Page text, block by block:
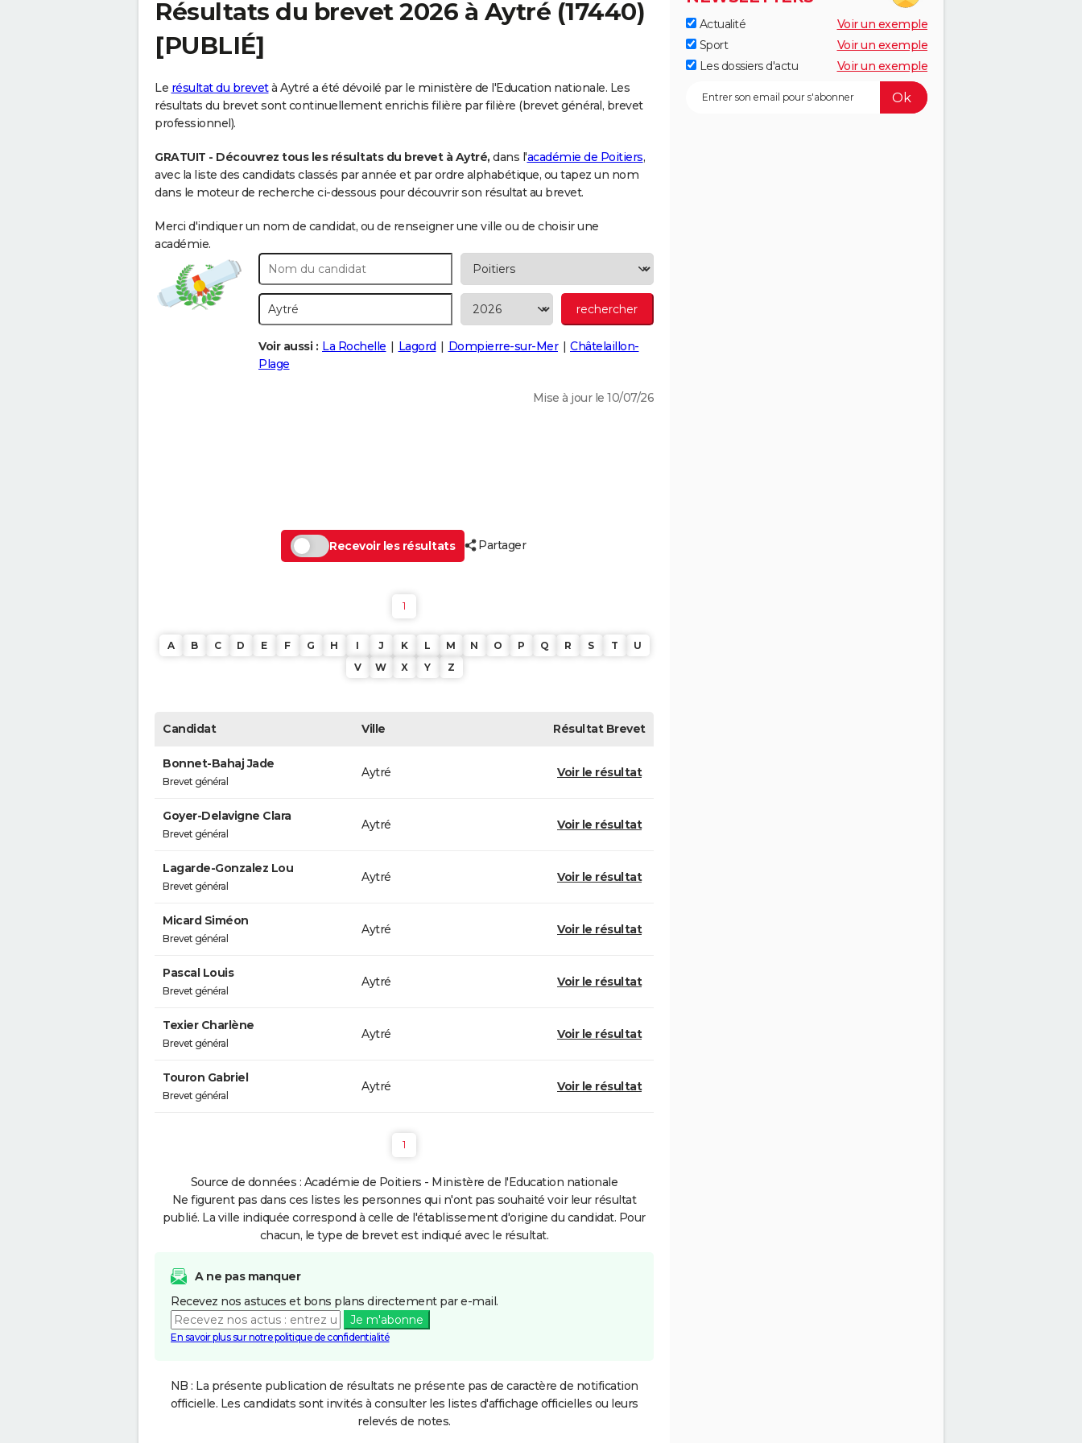
Résultats du brevet 2026 à Aytré (17440)
[PUBLIÉ]
Le résultat du brevetà Aytré a été dévoilé par le ministère de l'Education nationale. Les
résultats du brevet sont continuellement enrichis filière par filière (brevet général, brevet
professionnel).
GRATUIT - Découvrez tous les résultats du brevet à Aytré, dans l'académie de Poitiers,
avec la liste des candidats classés par année et par ordre alphabétique, ou tapez un nom
dans le moteur de recherche ci-dessous pour découvrir son résultat au brevet.
Merci d'indiquer un nom de candidat, ou de renseigner une ville ou de choisir une
académie.
Voir aussi : La Rochelle Lagord Dompierre-sur-Mer
Châtelaillon-
Plage
Mise à jour le 10/07/26
Recevoir les résultats Partager
1
A B C D E F G H I J K L M N O P Q R S T
U
V
W X Y Z
Candidat Ville RésultatBrevet
Bonnet-Bahaj Jade
Brevet général
Aytré Voir le résultat
Goyer-Delavigne Clara
Brevet général
Aytré Voir le résultat
Lagarde-Gonzalez Lou
Brevet général
Aytré Voir le résultat
Micard Siméon
Brevet général
Aytré Voir le résultat
Pascal Louis
Brevet général
Aytré Voir le résultat
Texier Charlène
Brevet général
Aytré Voir le résultat
Touron Gabriel
Brevet général
Aytré Voir le résultat
1
Source de données : Académie de Poitiers - Ministère de l'Education nationale
Ne figurent pas dans ces listes les personnes qui n'ont pas souhaité voir leur résultat
publié. La ville indiquée correspond à celle de l'établissement d'origine du candidat. Pour
chacun, le type de brevet est indiqué avec le résultat.
A ne pas manquer
Recevez nos astuces et bons plans directement par e-mail.
Je m'abonne
En savoir plus sur notre politique de confidentialité
NB : La présente publication de résultats ne présente pas de caractère de notification
officielle. Les candidats sont invités à consulter les listes d'affichage officielles ou leurs
relevés de notes.
Actualité
Voir un exemple
Sport
Voir un exemple
Les dossiers d'actu
Voir un exemple